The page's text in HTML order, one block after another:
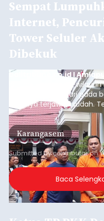
Sempat
Internet,
Tower Seluler
Dibekuk
balitribune.co.id I
jaringan internet di
selama berhari-hari pada
akhirnya terjawab sudah.
BTS Seluler yang berada di
wilayah Karangasem telah
dimana bagian modul
berada di Tower BTS
Karangasem
Submitted bycontributoron
Baca